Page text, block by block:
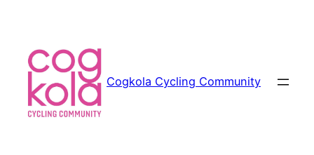
Cogkola Cycling Community